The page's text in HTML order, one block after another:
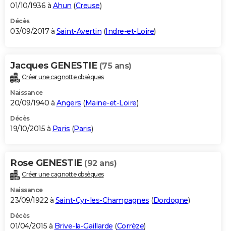
01/10/1936 à Ahun (Creuse)
Décès
03/09/2017 à Saint-Avertin (Indre-et-Loire)
Jacques GENESTIE (75 ans)
Créer une cagnotte obsèques
Naissance
20/09/1940 à Angers (Maine-et-Loire)
Décès
19/10/2015 à Paris (Paris)
Rose GENESTIE (92 ans)
Créer une cagnotte obsèques
Naissance
23/09/1922 à Saint-Cyr-les-Champagnes (Dordogne)
Décès
01/04/2015 à Brive-la-Gaillarde (Corrèze)